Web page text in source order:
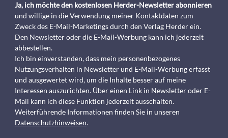
Ja, ich möchte den kostenlosen Herder-Newsletter abonnieren
und willige in die Verwendung meiner Kontaktdaten zum
Zweck des E-Mail-Marketings durch den Verlag Herder ein.
Den Newsletter oder die E-Mail-Werbung kann ich jederzeit
abbestellen.
Ich bin einverstanden, dass mein personenbezogenes
Nutzungsverhalten in Newsletter und E-Mail-Werbung erfasst
und ausgewertet wird, um die Inhalte besser auf meine
Interessen auszurichten. Über einen Link in Newsletter oder E-
Mail kann ich diese Funktion jederzeit ausschalten.
Weiterführende Informationen finden Sie in unseren
Datenschutzhinweisen.